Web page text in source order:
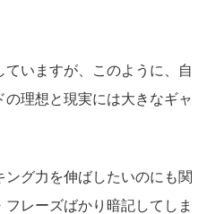
ていますが、このように、自
理想と現実には大きなギャ
グ力を伸ばしたいのにも関
レーズばかり暗記してしま